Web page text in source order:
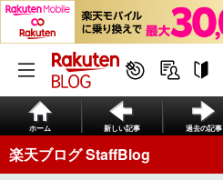
ホーム 新しい記事 過去の記事
楽天ブログ StaffBlog